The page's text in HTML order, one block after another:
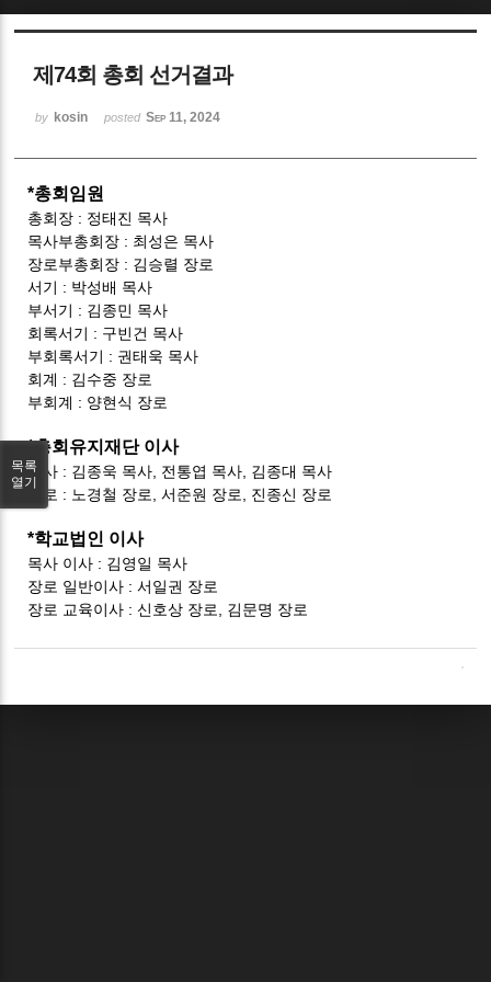
제74회 총회 선거결과
by kosin posted Sep 11, 2024
*총회임원
총회장 : 정태진 목사
목사부총회장 : 최성은 목사
장로부총회장 : 김승렬 장로
서기 : 박성배 목사
부서기 : 김종민 목사
회록서기 : 구빈건 목사
부회록서기 : 권태욱 목사
회계 : 김수중 장로
부회계 : 양현식 장로
*총회유지재단 이사
목사 : 김종욱 목사, 전통엽 목사, 김종대 목사
장로 : 노경철 장로, 서준원 장로, 진종신 장로
*학교법인 이사
목사 이사 : 김영일 목사
장로 일반이사 : 서일권 장로
장로 교육이사 : 신호상 장로, 김문명 장로
목록
열기
Sketchbook5, 스케치북5
Sketchbook5, 스케치북5